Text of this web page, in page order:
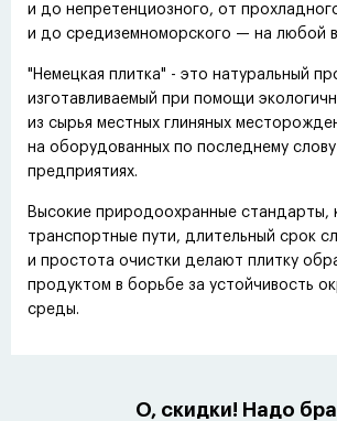
и до непретенциозного, от
и до средиземноморского — на любой
"Немецкая плитка" - это натуральный
изготавливаемый при помощи
из сырья местных глиняных
на оборудованных по последнему слову
предприятиях.
Высокие природоохранные стандарты,
транспортные пути, длительный срок
и простота очистки делают плитку
продуктом в борьбе за устойчивость
среды.
О, скидки! Надо